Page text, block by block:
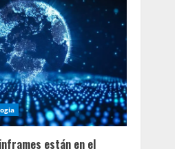
están en el